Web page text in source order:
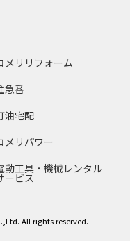
メリリフォーム
急番
油宅配
メリパワー
動工具・機械レンタル
ービス
All rights reserved.